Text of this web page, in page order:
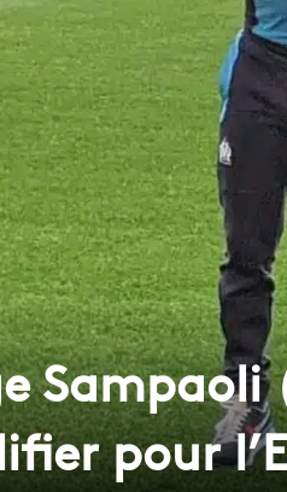
Sampaoli
pour